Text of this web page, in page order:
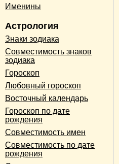
Именины
Астрология
Знаки зодиака
Совместимость знаков
зодиака
Гороскоп
Любовный гороскоп
Восточный календарь
Гороскоп по дате
рождения
Совместимость имен
Совместимость по дате
рождения